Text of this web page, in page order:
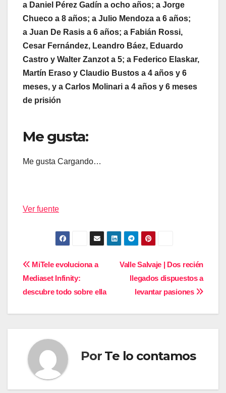
a Daniel Pérez Gadín a ocho años; a Jorge
Chueco a 8 años; a Julio Mendoza a 6 años;
a Juan De Rasis a 6 años; a Fabián Rossi,
Cesar Fernández, Leandro Báez, Eduardo
Castro y Walter Zanzot a 5; a Federico Elaskar,
Martín Eraso y Claudio Bustos a 4 años y 6
meses, y a Carlos Molinari a 4 años y 6 meses
de prisión
Me gusta:
Me gusta Cargando…
Ver fuente
Navegación
de
entradas
Valle Salvaje | Dos recién
llegados dispuestos a
levantar pasiones
MiTele evoluciona a
Mediaset Infinity:
descubre todo sobre ella
Por Te lo contamos